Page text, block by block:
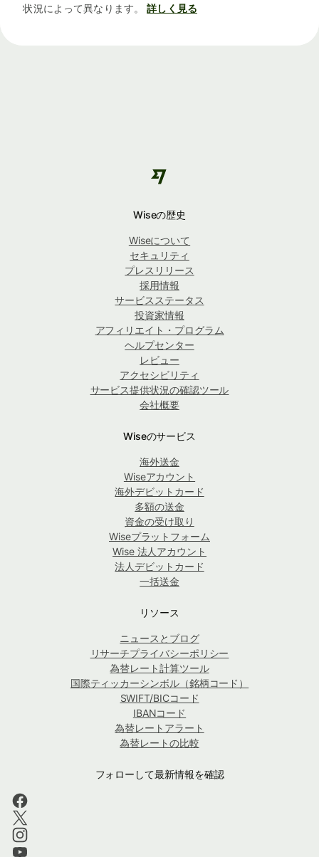
状況によって異なります。
詳しく見る
Wiseの歴史
Wiseについて
セキュリティ
プレスリリース
採用情報
サービスステータス
投資家情報
アフィリエイト・プログラム
ヘルプセンター
レビュー
アクセシビリティ
サービス提供状況の確認ツール
会社概要
Wiseのサービス
海外送金
Wiseアカウント
海外デビットカード
多額の送金
資金の受け取り
Wiseプラットフォーム
Wise 法人アカウント
法人デビットカード
一括送金
リソース
ニュースとブログ
リサーチプライバシーポリシー
為替レート計算ツール
国際ティッカーシンボル（銘柄コード）
SWIFT/BICコード
IBANコード
為替レートアラート
為替レートの比較
フォローして最新情報を確認